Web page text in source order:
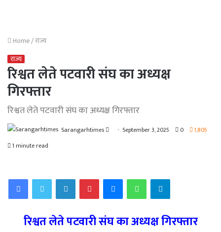
Home/राज्य
राज्य
रिश्वत लेते पटवारी संघ का अध्यक्ष
गिरफ्तार
रिश्वत लेते पटवारी संघ का अध्यक्ष गिरफ्तार
Sarangarhtimes
Send September 3, 2025 0
1,805
1 minute read
FacebookTwitterLinkedInPinterestMessengerWhatsAppTelegram
रिश्वत लेते पटवारी संघ का अध्यक्ष गिरफ्तार